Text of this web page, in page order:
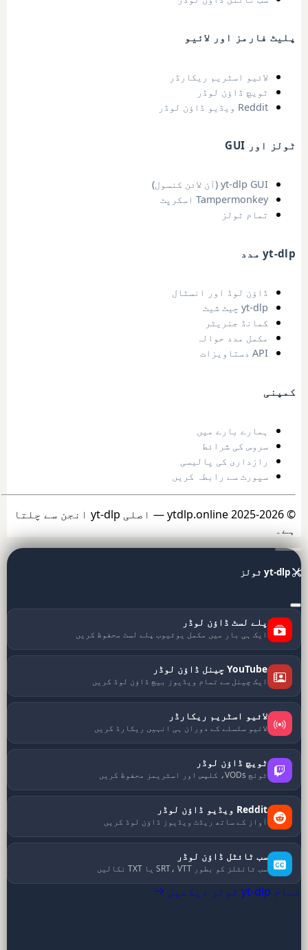
پلیٹ فارمز اور لائیو
لائیو اسٹریم ریکارڈر
ٹویچ ڈاؤن لوڈر
Reddit ویڈیو ڈاؤن لوڈر
ٹولز اور GUI
yt-dlp GUI (آن لائن کنسول)
Tampermonkey اسکرپٹ
تمام ٹولز
yt-dlp مدد
ڈاؤن لوڈ اور انسٹال
yt-dlp چیٹ شیٹ
کمانڈ جنریٹر
مکمل مدد حوالہ
API دستاویزات
کمپنی
ہمارے بارے میں
سروس کی شرائط
رازداری کی پالیسی
سپورٹ سے رابطہ کریں
© 2025-2026 ytdlp.online — اصلی yt-dlp انجن سے چلتا
ہے۔
پلے لسٹ ڈاؤن لوڈر
ایک ہی بار میں مکمل یوٹیوب پلے لسٹ محفوظ کریں
YouTube چینل ڈاؤن لوڈر
ایک چینل سے تمام ویڈیوز بیچ ڈاؤن لوڈ کریں
لائیو اسٹریم ریکارڈر
لائیو سلسلے کے دوران ہی انہیں ریکارڈ کریں
ٹویچ ڈاؤن لوڈر
ٹوئچ VODs، کلپس اور اسٹریمز محفوظ کریں
Reddit ویڈیو ڈاؤن لوڈر
آواز کے ساتھ ریڈٹ ویڈیوز ڈاؤن لوڈ کریں
سب ٹائٹل ڈاؤن لوڈر
سب ٹائٹلز کو بطور SRT، VTT یا TXT نکالیں
تمام yt-dlp ٹولز دیکھیں